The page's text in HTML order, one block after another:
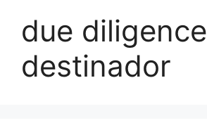
due diligence
destinador